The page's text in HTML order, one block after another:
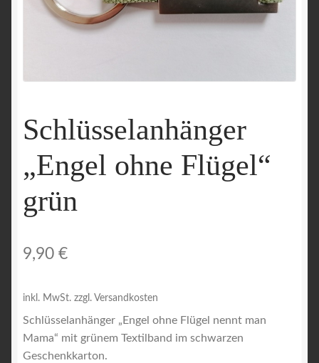
Schlüsselanhänger
„Engel ohne Flügel“
grün
9,90 €
inkl. MwSt. zzgl. Versandkosten
Schlüsselanhänger „Engel ohne Flügel nennt man
Mama“ mit grünem Textilband im schwarzen
Geschenkkarton.